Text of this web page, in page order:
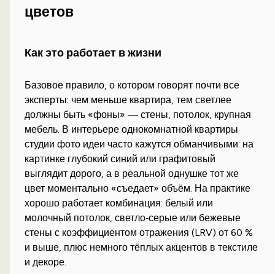
цветов
Как это работает в жизни
Базовое правило, о котором говорят почти все
эксперты: чем меньше квартира, тем светлее
должны быть «фоны» — стены, потолок, крупная
мебель. В интерьере однокомнатной квартиры
студии фото идеи часто кажутся обманчивыми: на
картинке глубокий синий или графитовый
выглядит дорого, а в реальной однушке тот же
цвет моментально «съедает» объём. На практике
хорошо работает комбинация: белый или
молочный потолок, светло‑серые или бежевые
стены с коэффициентом отражения (LRV) от 60 %
и выше, плюс немного тёплых акцентов в текстиле
и декоре.